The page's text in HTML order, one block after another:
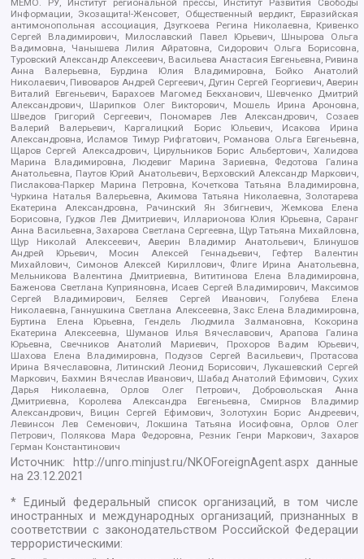
МЕМО. РУ, Институт региональной прессы, Институт Развития Свободы
Информации, Экозащита!-Женсовет, Общественный вердикт, Евразийская
антимонопольная ассоциация, Дзугкоева Регина Николаевна, Кривенко
Сергей Владимирович, Милославский Павел Юрьевич, Шнырова Ольга
Вадимовна, Чанышева Лилия Айратовна, Сидорович Ольга Борисовна,
Туровский Александр Алексеевич, Васильева Анастасия Евгеньевна, Ривина
Анна Валерьевна, Бурдина Юлия Владимировна, Бойко Анатолий
Николаевич, Пивоваров Андрей Сергеевич, Дугин Сергей Георгиевич, Аверин
Виталий Евгеньевич, Барахоев Магомед Бекханович, Шевченко Дмитрий
Александрович, Шарипков Олег Викторович, Мошель Ирина Ароновна,
Шведов Григорий Сергеевич, Пономарев Лев Александрович, Созаев
Валерий Валерьевич, Каргалицкий Борис Юльевич, Исакова Ирина
Александровна, Исламов Тимур Рифгатович, Романова Ольга Евгеньевна,
Щаров Сергей Алексадрович, Цирульников Борис Альбертович, Халидова
Марина Владимировна, Людевиг Марина Зариевна, Федотова Галина
Анатольевна, Паутов Юрий Анатольевич, Верховский Александр Маркович,
Пислакова-Паркер Марина Петровна, Кочеткова Татьяна Владимировна,
Чуркина Наталья Валерьевна, Акимова Татьяна Николаевна, Золотарева
Екатерина Александровна, Рачинский Ян Збигневич, Жемкова Елена
Борисовна, Гудков Лев Дмитриевич, Илларионова Юлия Юрьевна, Саранг
Анна Васильевна, Захарова Светлана Сергеевна, Щур Татьяна Михайловна,
Щур Николай Алексеевич, Аверин Владимир Анатольевич, Блинушов
Андрей Юрьевич, Мосин Алексей Геннадьевич, Гефтер Валентин
Михайлович, Симонов Алексей Кириллович, Флиге Ирина Анатольевна,
Мельникова Валентина Дмитриевна, Вититинова Елена Владимировна,
Баженова Светлана Куприяновна, Исаев Сергей Владимирович, Максимов
Сергей Владимирович, Беляев Сергей Иванович, Голубева Елена
Николаевна, Ганнушкина Светлана Алексеевна, Закс Елена Владимировна,
Буртина Елена Юрьевна, Гендель Людмила Залмановна, Кокорина
Екатерина Алексеевна, Шуманов Илья Вячеславович, Арапова Галина
Юрьевна, Свечников Анатолий Мариевич, Прохоров Вадим Юрьевич,
Шахова Елена Владимировна, Подузов Сергей Васильевич, Протасова
Ирина Вячеславовна, Литинский Леонид Борисович, Лукашевский Сергей
Маркович, Бахмин Вячеслав Иванович, Шабад Анатолий Ефимович, Сухих
Дарья Николаевна, Орлов Олег Петрович, Добровольская Анна
Дмитриевна, Королева Александра Евгеньевна, Смирнов Владимир
Александрович, Вицин Сергей Ефимович, Золотухин Борис Андреевич,
Левинсон Лев Семенович, Локшина Татьяна Иосифовна, Орлов Олег
Петрович, Полякова Мара Федоровна, Резник Генри Маркович, Захаров
Герман Константинович
Источник: http://unro.minjust.ru/NKOForeignAgent.aspxданные
на23.12.2021
* Единый федеральный список организаций, в том числе
иностранных и международных организаций, признанных в
соответствии с законодательством Российской Федерации
террористическими: